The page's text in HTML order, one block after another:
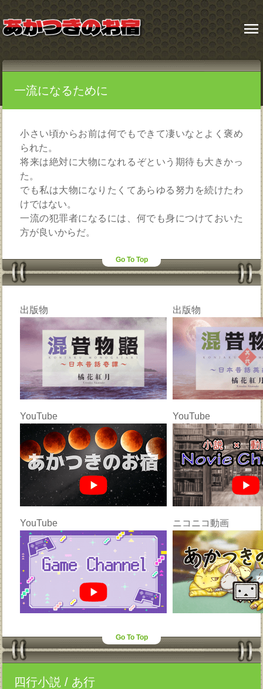
menu
一流になるために
小さい頃からお前は何でもできて凄いなとよく褒め
られた。
将来は絶対に大物になれるぞという期待も大きかっ
た。
でも私は大物になりたくてあらゆる努力を続けたわ
けではない。
一流の犯罪者になるには、何でも身につけておいた
方が良いからだ。
Go To Top
出版物 出版物
YouTube YouTube
YouTube ニコニコ動画
Go To Top
四行小説 / あ行